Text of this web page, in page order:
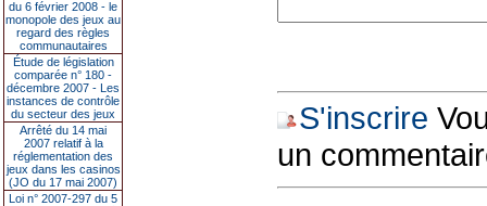
du 6 février 2008 - le
monopole des jeux au
regard des règles
communautaires
Étude de législation
comparée n° 180 -
décembre 2007 - Les
instances de contrôle
du secteur des jeux
Arrêté du 14 mai
2007 relatif à la
réglementation des
jeux dans les casinos
(JO du 17 mai 2007)
Loi n° 2007-297 du 5
S'inscrire
un